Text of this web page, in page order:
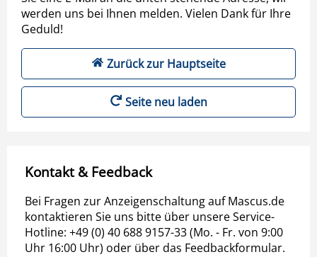
werden uns bei Ihnen melden. Vielen Dank für Ihre
Geduld!
Zurück zur Hauptseite
Seite neu laden
Kontakt & Feedback
Bei Fragen zur Anzeigenschaltung auf Mascus.de
kontaktieren Sie uns bitte über unsere Service-
Hotline: +49 (0) 40 688 9157-33 (Mo. - Fr. von 9:00
Uhr 16:00 Uhr) oder über das Feedbackformular.